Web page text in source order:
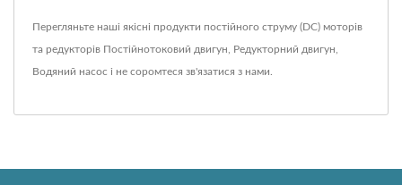
Перегляньте наші якісні продукти постійного струму (DC) моторів
та редукторів Постійнотоковий двигун Редукторний двигун
Водяний насос і не соромтеся зв'язатися з нами